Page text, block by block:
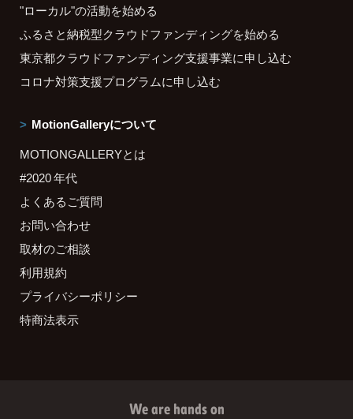
"ローカル"の活動を始める
ふるさと納税型クラウドファンディングを始める
東京都クラウドファンディング支援事業に申し込む
コロナ対策支援プログラムに申し込む
MotionGalleryについて
MOTIONGALLERYとは
#2020 年代
よくあるご質問
お問い合わせ
取材のご相談
利用規約
プライバシーポリシー
特商法表示
We are hands on